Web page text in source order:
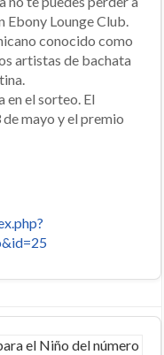
Ebony Lounge Club.
conocido como
artistas de bachata
en el sorteo. El
mayo y el premio